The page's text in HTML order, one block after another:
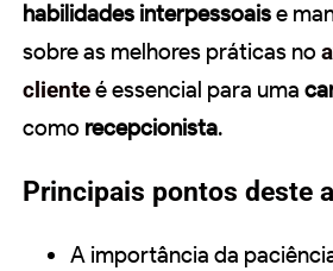
habilidades interpessoaise
sobre as melhores práticas no
clienteé essencial para uma
como recepcionista.
Principais pontos deste
A importância da